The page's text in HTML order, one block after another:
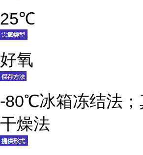
25℃
好氧
-80℃冰箱冻结法；
干燥法